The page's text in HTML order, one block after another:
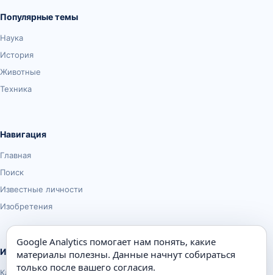
Популярные темы
Наука
История
Животные
Техника
Навигация
Главная
Поиск
Известные личности
Изобретения
Информация
Карта сайта
Google Analytics помогает нам понять, какие
материалы полезны. Данные начнут собираться
только после вашего согласия.